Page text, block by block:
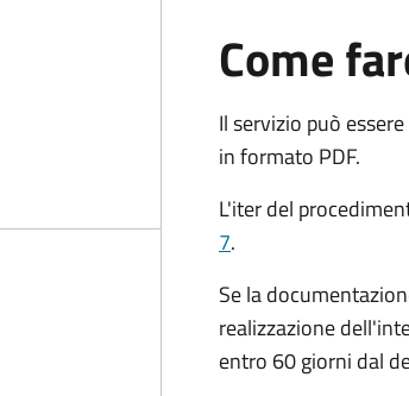
Come
Il servizio può
in formato PDF.
L'iter del
7.
Se la
realizzazione
entro 60 giorni dal